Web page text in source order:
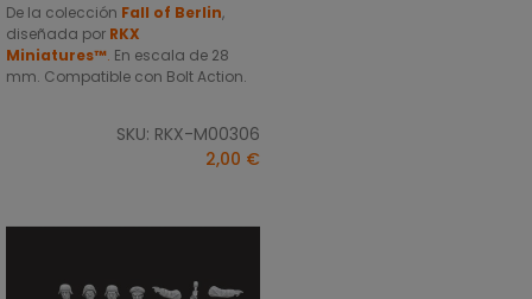
De la colección Fall of Berlin,
diseñada por RKX
Miniatures™. En escala de 28
mm. Compatible con Bolt Action.
SKU: RKX-M00306
2,00 €